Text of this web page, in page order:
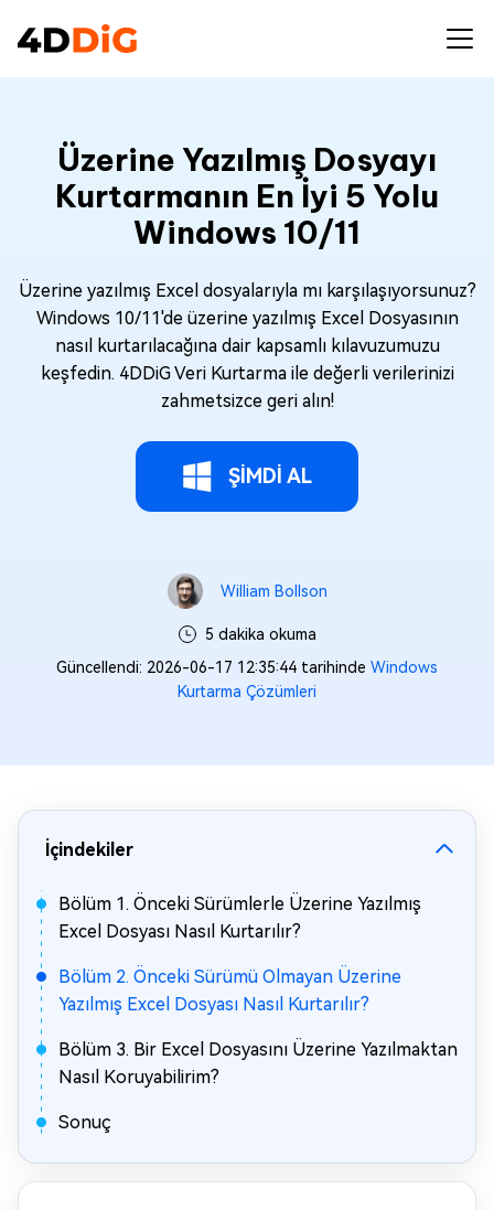
Üzerine Yazılmış Dosyayı
Kurtarmanın En İyi 5 Yolu
Windows 10/11
Üzerine yazılmış Excel dosyalarıyla mı karşılaşıyorsunuz?
Windows 10/11'de üzerine yazılmış Excel Dosyasının
nasıl kurtarılacağına dair kapsamlı kılavuzumuzu
keşfedin. 4DDiG Veri Kurtarma ile değerli verilerinizi
zahmetsizce geri alın!
ŞİMDİ AL
William Bollson
5 dakika okuma
Güncellendi: 2026-06-17 12:35:44 tarihinde Windows
Kurtarma Çözümleri
İçindekiler
Bölüm 1. Önceki Sürümlerle Üzerine Yazılmış
Excel Dosyası Nasıl Kurtarılır?
Bölüm 2. Önceki Sürümü Olmayan Üzerine
Yazılmış Excel Dosyası Nasıl Kurtarılır?
Bölüm 3. Bir Excel Dosyasını Üzerine Yazılmaktan
Nasıl Koruyabilirim?
Sonuç